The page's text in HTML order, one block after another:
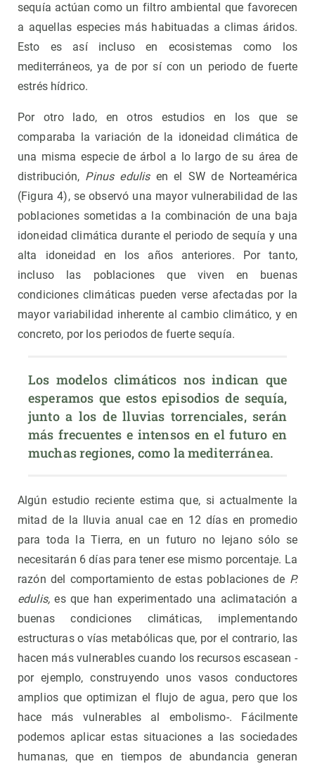
sequía actúan como un filtro ambiental que favorecen
a aquellas especies más habituadas a climas áridos.
Esto es así incluso en ecosistemas como los
mediterráneos, ya de por sí con un periodo de fuerte
estrés hídrico.
Por otro lado, en otros estudios en los que se
comparaba la variación de la idoneidad climática de
una misma especie de árbol a lo largo de su área de
distribución, Pinus edulisen el SW de Norteamérica
(Figura 4), se observó una mayor vulnerabilidad de las
poblaciones sometidas a la combinación de una baja
idoneidad climática durante el periodo de sequía y una
alta idoneidad en los años anteriores. Por tanto,
incluso las poblaciones que viven en buenas
condiciones climáticas pueden verse afectadas por la
mayor variabilidad inherente al cambio climático, y en
concreto, por los periodos de fuerte sequía.
Los modelos climáticos nos indican que
esperamos que estos episodios de sequía,
junto a los de lluvias torrenciales, serán
más frecuentes e intensos en el futuro en
muchas regiones, como la mediterránea.
Algún estudio reciente estima que, si actualmente la
mitad de la lluvia anual cae en 12 días en promedio
para toda la Tierra, en un futuro no lejano sólo se
necesitarán 6 días para tener ese mismo porcentaje. La
razón del comportamiento de estas poblaciones de P.
edulis, es que han experimentado una aclimatación a
buenas condiciones climáticas, implementando
estructuras o vías metabólicas que, por el contrario, las
hacen más vulnerables cuando los recursos escasean -
por ejemplo, construyendo unos vasos conductores
amplios que optimizan el flujo de agua, pero que los
hace más vulnerables al embolismo-. Fácilmente
podemos aplicar estas situaciones a las sociedades
humanas, que en tiempos de abundancia generan